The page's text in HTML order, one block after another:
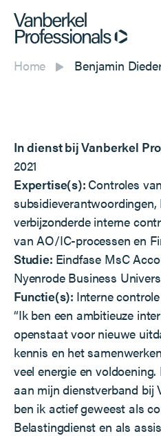
Professionals
Dienstverlening
Over ons
Home Benjamin
In dienst bij Vanberkel
2021
Expertise(s): Controles
verbijzonderde interne
van AO/IC-processen en
Studie: Eindfase MsC
Nyenrode Business
Functie(s): Interne
“Ik ben een ambitieuze
openstaat voor nieuwe
kennis en het
veel energie en
aan mijn dienstverband bij
ben ik actief geweest als
Belastingdienst en als